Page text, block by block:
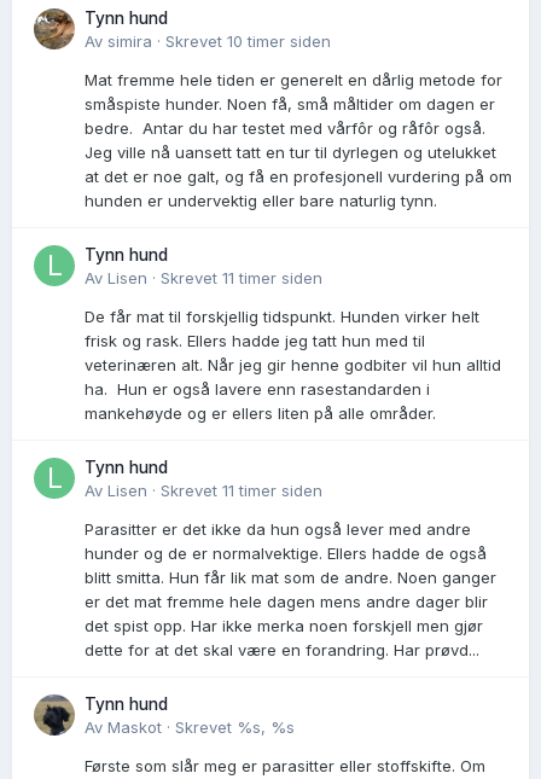
Tynn hund
Av simira · Skrevet 10 timer siden
Mat fremme hele tiden er generelt en dårlig metode for
småspiste hunder. Noen få, små måltider om dagen er
bedre. Antar du har testet med vårfôr og råfôr også.
Jeg ville nå uansett tatt en tur til dyrlegen og utelukket
at det er noe galt, og få en profesjonell vurdering på om
hunden er undervektig eller bare naturlig tynn.
Tynn hund
Av Lisen · Skrevet 11 timer siden
De får mat til forskjellig tidspunkt. Hunden virker helt
frisk og rask. Ellers hadde jeg tatt hun med til
veterinæren alt. Når jeg gir henne godbiter vil hun alltid
ha. Hun er også lavere enn rasestandarden i
mankehøyde og er ellers liten på alle områder.
Tynn hund
Av Lisen · Skrevet 11 timer siden
Parasitter er det ikke da hun også lever med andre
hunder og de er normalvektige. Ellers hadde de også
blitt smitta. Hun får lik mat som de andre. Noen ganger
er det mat fremme hele dagen mens andre dager blir
det spist opp. Har ikke merka noen forskjell men gjør
dette for at det skal være en forandring. Har prøvd...
Tynn hund
Av Maskot · Skrevet %s, %s
Første som slår meg er parasitter eller stoffskifte. Om